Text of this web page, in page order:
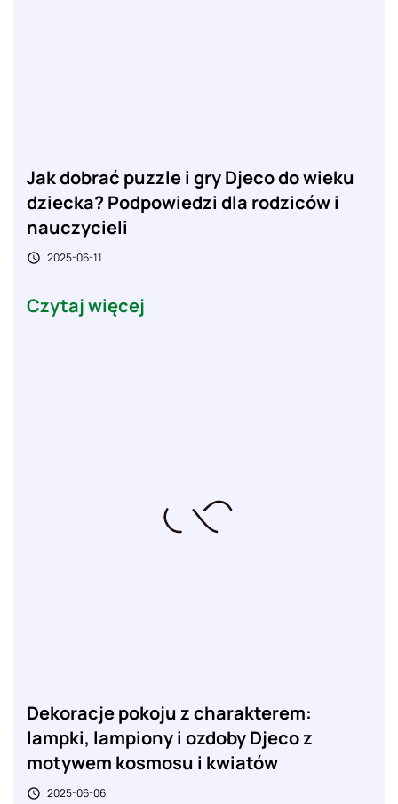
Jak dobrać puzzle i gry Djeco do wieku
dziecka? Podpowiedzi dla rodziców i
nauczycieli
 2025-06-11
Czytaj więcej
Dekoracje pokoju z charakterem:
lampki, lampiony i ozdoby Djeco z
motywem kosmosu i kwiatów
 2025-06-06